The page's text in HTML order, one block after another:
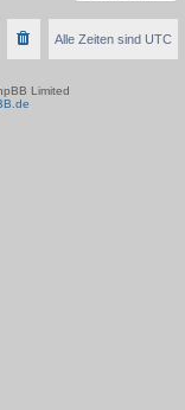
Alle Zeiten sind UTC
Limited